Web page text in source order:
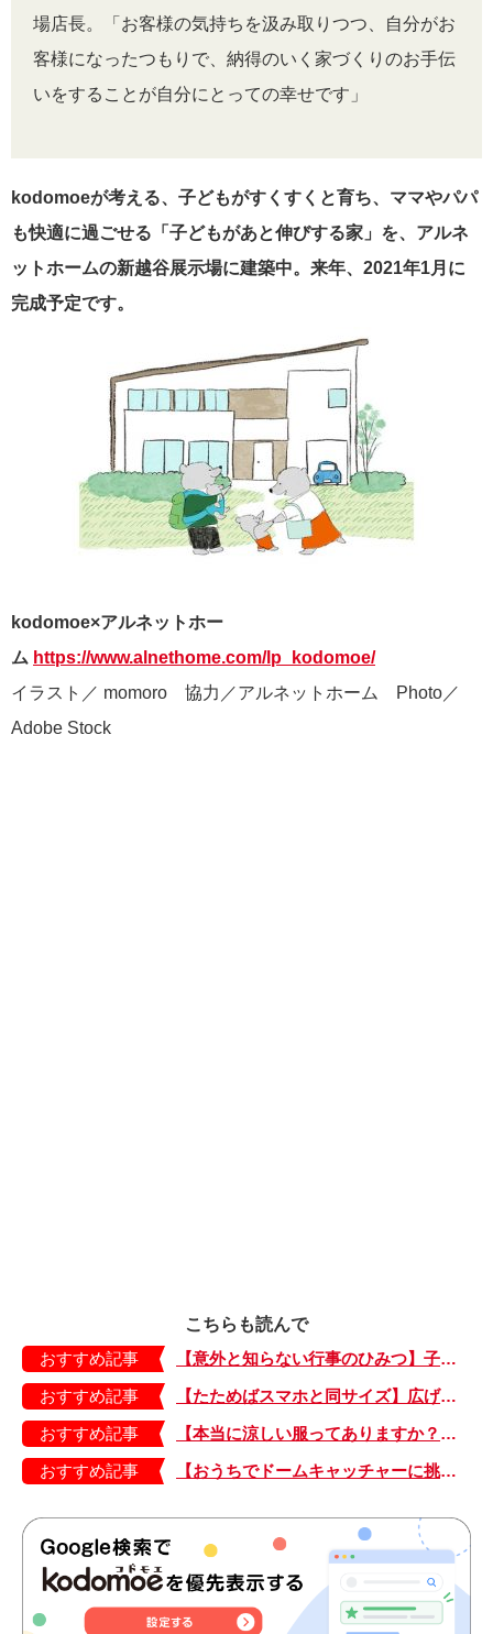
場店長。「お客様の気持ちを汲み取りつつ、自分がお
客様になったつもりで、納得のいく家づくりのお手伝
いをすることが自分にとっての幸せです」
kodomoeが考える、子どもがすくすくと育ち、ママやパパ
も快適に過ごせる「子どもがあと伸びする家」を、アルネ
ットホームの新越谷展示場に建築中。来年、2021年1月に
完成予定です。
kodomoe×アルネットホー
ム https://www.alnethome.com/lp_kodomoe/
イラスト／ momoro 協力／アルネットホーム Photo／
Adobe Stock
こちらも読んで
おすすめ記事
【意外と知らない行事のひみつ】子どもにはどう伝える？「お盆」って何だろう？
おすすめ記事
【たためばスマホと同サイズ】広げるとビビッドでジューシーな柄が目を引くコンパクトな「扇子」
おすすめ記事
【本当に涼しい服ってありますか？】夏素材の代表「リネン」で夏らしいおしゃれを♪「ワンピース」「パンツ」「スカート」「シャツ」の気になるアイテムはコレ！
おすすめ記事
【おうちでドームキャッチャーに挑戦だ】アンパンマン わくわくドームキャッチャー